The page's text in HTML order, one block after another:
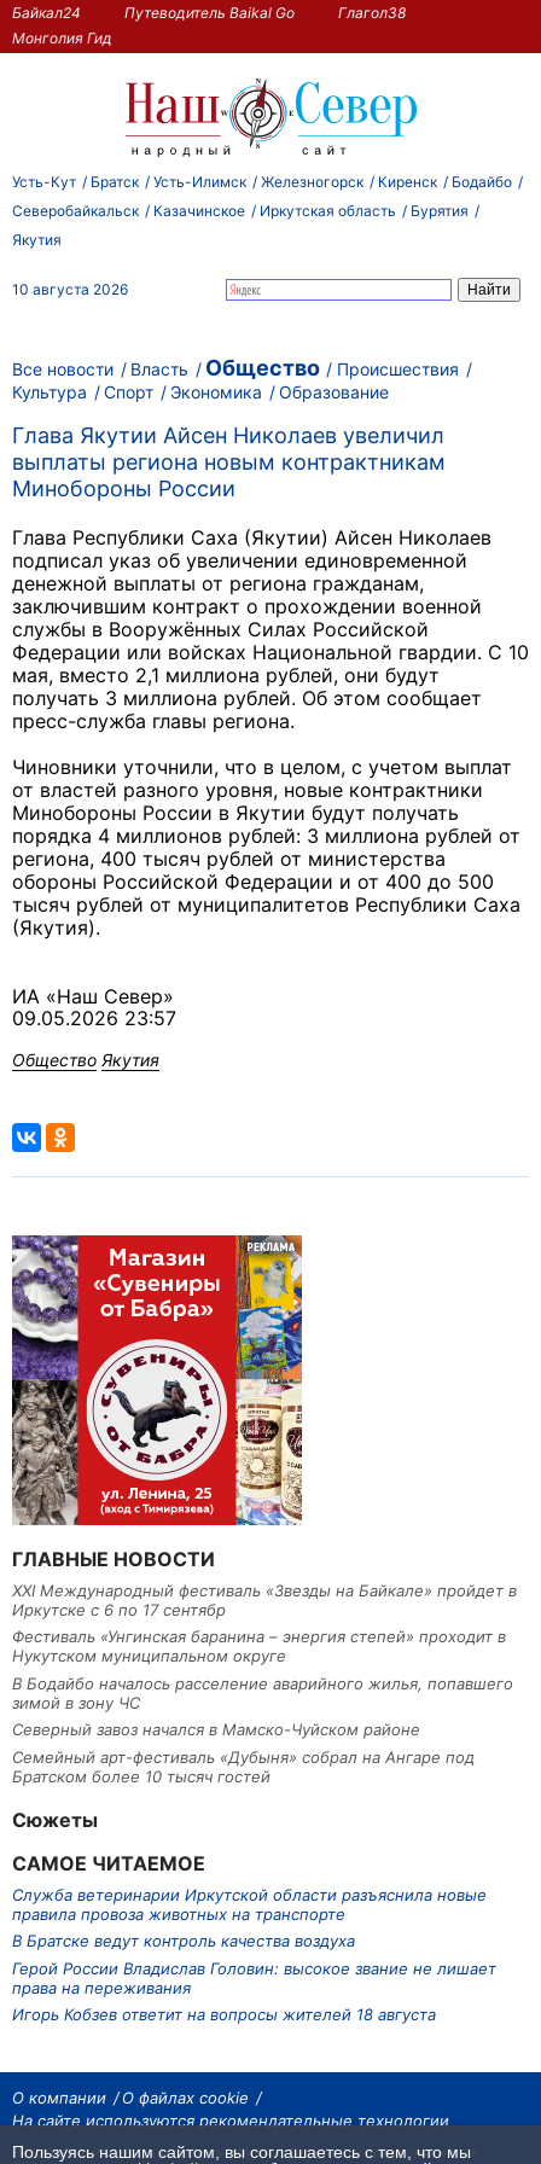
Байкал24 Путеводитель Baikal Go
Глагол38
Монголия Гид
Усть-Кут Братск Усть-Илимск Железногорск Киренск
Бодайбо
Северобайкальск
Казачинское Иркутская область
Бурятия
Якутия
10 августа 2026
Все новости Власть Общество
Происшествия
Культура
Спорт Экономика Образование
Глава Якутии Айсен Николаев увеличил
выплаты региона новым контрактникам
Минобороны России
Глава Республики Саха (Якутии) Айсен Николаев
подписал указ об увеличении единовременной
денежной выплаты от региона гражданам,
заключившим контракт о прохождении военной
службы в Вооружённых Силах Российской
Федерации или войсках Национальной гвардии. С 10
мая, вместо 2,1 миллиона рублей, они будут
получать 3 миллиона рублей. Об этом сообщает
пресс-служба главы региона.
Чиновники уточнили, что в целом, с учетом выплат
от властей разного уровня, новые контрактники
Минобороны России в Якутии будут получать
порядка 4 миллионов рублей: 3 миллиона рублей от
региона, 400 тысяч рублей от министерства
обороны Российской Федерации и от 400 до 500
тысяч рублей от муниципалитетов Республики Саха
(Якутия).
ИА «Наш Север»
09.05.2026 23:57
Общество Якутия
ГЛАВНЫЕ НОВОСТИ
XXI Международный фестиваль «Звезды на Байкале» пройдет в
Иркутске с 6 по 17 сентябр
Фестиваль «Унгинская баранина – энергия степей» проходит в
Нукутском муниципальном округе
В Бодайбо началось расселение аварийного жилья, попавшего
зимой в зону ЧС
Северный завоз начался в Мамско-Чуйском районе
Семейный арт-фестиваль «Дубыня» собрал на Ангаре под
Братском более 10 тысяч гостей
Сюжеты
САМОЕ ЧИТАЕМОЕ
Служба ветеринарии Иркутской области разъяснила новые
правила провоза животных на транспорте
В Братске ведут контроль качества воздуха
Герой России Владислав Головин: высокое звание не лишает
права на переживания
Игорь Кобзев ответит на вопросы жителей 18 августа
О компании
О файлах cookie
На сайте используются рекомендательные технологии
На сайте размещаются материалы ИА «Наш Север». Все права охраняются
Пользуясь нашим сайтом, вы соглашаетесь с тем, что мы